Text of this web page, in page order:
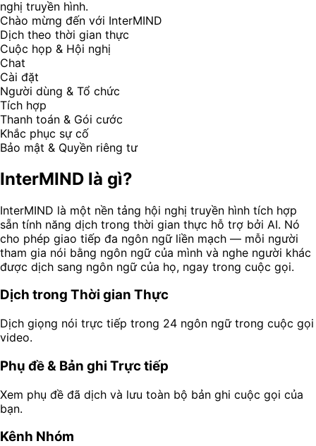
nghị truyền hình.
Chào mừng đến với InterMIND
Dịch theo thời gian thực
Cuộc họp & Hội nghị
Chat
Cài đặt
Người dùng & Tổ chức
Tích hợp
Thanh toán & Gói cước
Khắc phục sự cố
Bảo mật & Quyền riêng tư
InterMIND là gì?
InterMIND là một nền tảng hội nghị truyền hình tích hợp
sẵn tính năng dịch trong thời gian thực hỗ trợ bởi AI. Nó
cho phép giao tiếp đa ngôn ngữ liền mạch — mỗi người
tham gia nói bằng ngôn ngữ của mình và nghe người khác
được dịch sang ngôn ngữ của họ, ngay trong cuộc gọi.
Dịch trong Thời gian Thực
Dịch giọng nói trực tiếp trong 24 ngôn ngữ trong cuộc gọi
video.
Phụ đề & Bản ghi Trực tiếp
Xem phụ đề đã dịch và lưu toàn bộ bản ghi cuộc gọi của
bạn.
Kênh Nhóm